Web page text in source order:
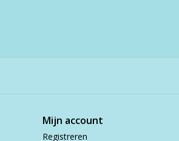
Mijn account
Registreren